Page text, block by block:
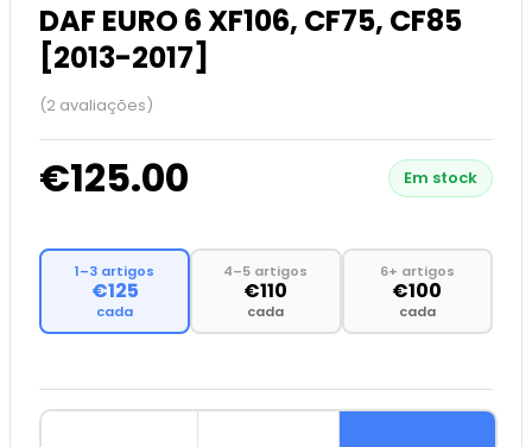
DAF EURO 6 XF106, CF75, CF85
[2013-2017]
(2 avaliações)
€125.00 Em stock
1–3 artigos
€125
cada
4–5 artigos
€110
cada
6+ artigos
€100
cada